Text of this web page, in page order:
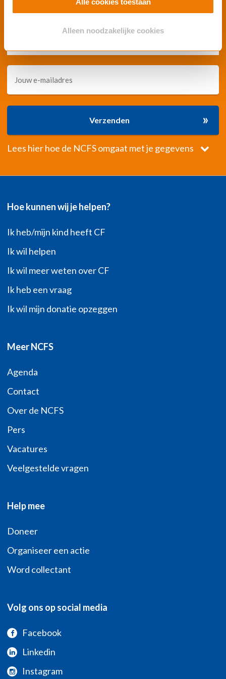
Alle cookies toestaan
Alleen noodzakelijke cookies
Verzenden »
Lees hier hoe de NCFS omgaat met je gegevens
Hoe kunnen wij je helpen?
Ik heb/mijn kind heeft CF
Ik wil helpen
Ik wil meer weten over CF
Ik heb een vraag
Ik wil mijn donatie opzeggen
Meer NCFS
Agenda
Contact
Over de NCFS
Pers
Vacatures
Veelgestelde vragen
Help mee
Doneer
Organiseer een actie
Word collectant
Volg ons op social media
Facebook
Linkedin
Instagram